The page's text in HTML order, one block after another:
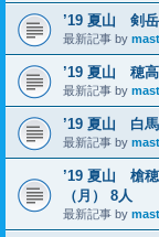
’19 夏山 剣
最新記事 by
’19 夏山 穂
最新記事 by
’19 夏山 白馬
最新記事 by
’19 夏山 槍穂
（月） 8人
最新記事 by